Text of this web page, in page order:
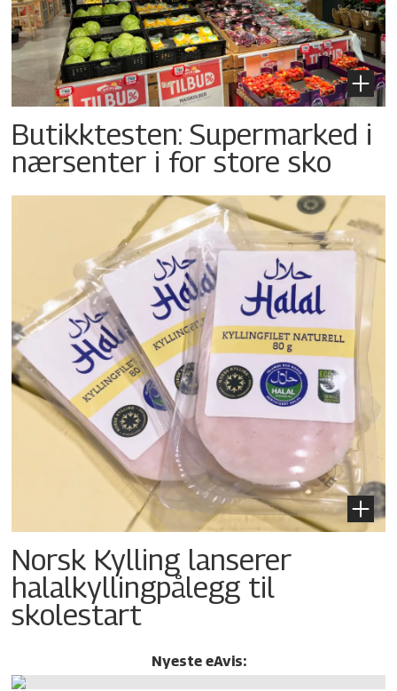
Butikktesten: Supermarked i
nærsenter i for store sko
Norsk Kylling lanserer
halalkylling­pålegg til
skolestart
Nyeste eAvis: